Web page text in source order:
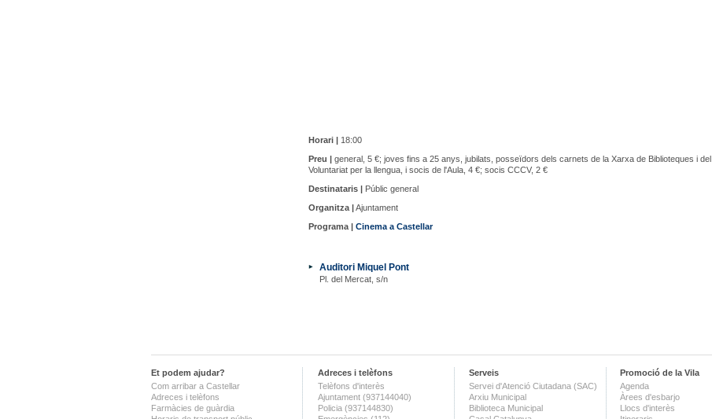
Horari | 18:00
Preu | general, 5 €; joves fins a 25 anys, jubilats, posseïdors dels carnets de la Xarxa de Biblioteques i del
Voluntariat per la llengua, i socis de l'Aula, 4 €; socis CCCV, 2 €
Destinataris | Públic general
Organitza |Ajuntament
Programa | Cinema a Castellar
Auditori Miquel Pont
Pl. del Mercat, s/n
Et podem ajudar?
Com arribar a Castellar
Adreces i telèfons
Farmàcies de guàrdia
Adreces i telèfons
Telèfons d'interès
Ajuntament (937144040)
Policia (937144830)
Serveis
Servei d'Atenció Ciutadana (SAC)
Arxiu Municipal
Biblioteca Municipal
Promoció de la Vila
Agenda
Àrees d'esbarjo
Llocs d'interès